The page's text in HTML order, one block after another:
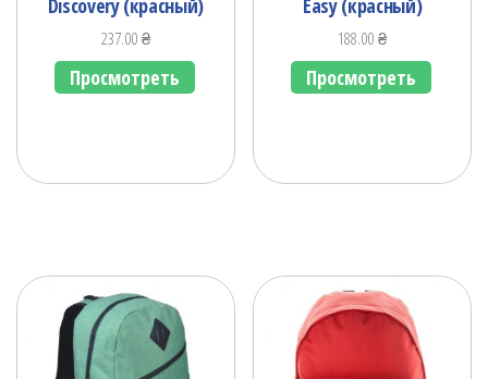
237.00₴
Просмотреть
188.00₴
Просмотреть